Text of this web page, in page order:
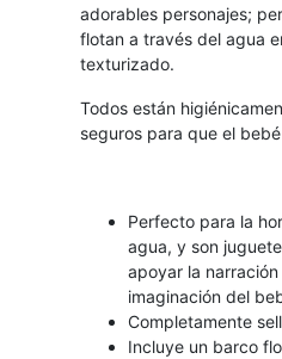
adorables personajes;
flotan a través del agua
texturizado.
Todos están
seguros para que el
Perfecto para la
agua, y son
apoyar la
imaginación del
Completamente
Incluye un barco